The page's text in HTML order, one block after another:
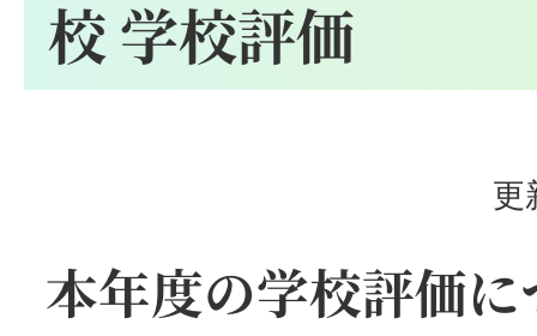
校 学校評価
更
本年度の学校評価